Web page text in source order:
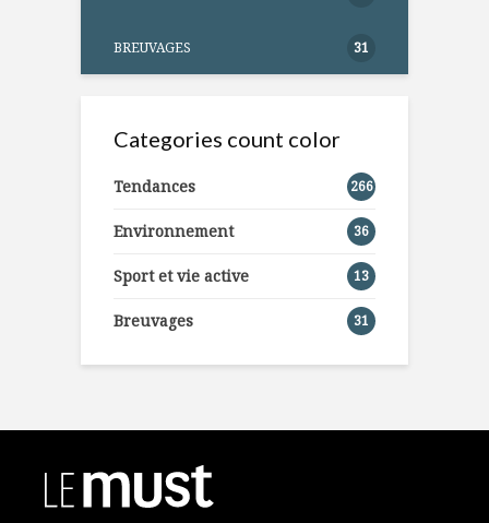
BREUVAGES 31
Categories count color
Tendances 266
Environnement 36
Sport et vie active 13
Breuvages 31